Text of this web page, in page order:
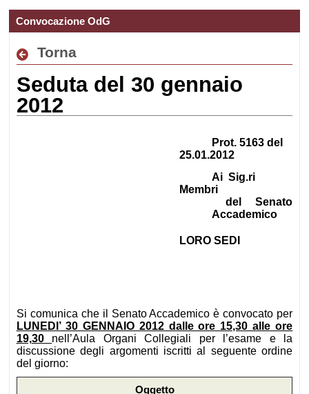
Convocazione OdG
Torna
Seduta del 30 gennaio
2012
Prot. 5163 del
25.01.2012
Ai Sig.ri
Membri
del Senato
Accademico
LORO SEDI
Si comunica che il Senato Accademico è convocato per
LUNEDI’ 30 GENNAIO 2012 dalle ore 15,30 alle ore
19,30 nell’Aula Organi Collegiali per l’esame e la
discussione degli argomenti iscritti al seguente ordine
del giorno:
Oggetto